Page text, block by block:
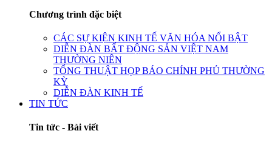
Chương trình đặc biệt
CÁC SỰ KIỆN KINH TẾ VĂN HÓA NỔI BẬT
DIỄN ĐÀN BẤT ĐỘNG SẢN VIỆT NAM
THƯỜNG NIÊN
TỔNG THUẬT HỌP BÁO CHÍNH PHỦ THƯỜNG
KỲ
DIỄN ĐÀN KINH TẾ
TIN TỨC
Tin tức - Bài viết